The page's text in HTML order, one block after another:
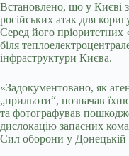
Встановлено, що у Києві
російських атак для
Серед його пріоритетних
біля
інфраструктури Києва.
«Задокументовано, як
„прильоти“, позначав
та фотографував
дислокацію запасних
Сил оборони у